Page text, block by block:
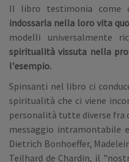
Il libro testimonia come
indossarla nella loro vita
modelli universalmente
spiritualità vissuta nella
l'esempio.
Spinsanti nel libro ci
spiritualità che ci viene
personalità tutte diverse fra
messaggio intramontabile
Dietrich Bonhoeffer,
Teilhard de Chardin, il